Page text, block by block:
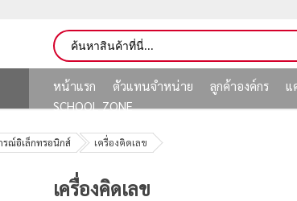
หน้าแรก ตัวแทนจำหน่าย ลูกค้าองค์กร แ
SCHOOL ZONE
รณ์อิเล็กทรอนิกส์ เครื่องคิดเลข
เครื่องคิดเลข